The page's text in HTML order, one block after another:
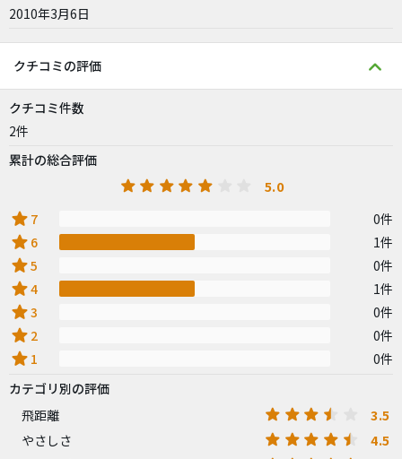
2010年3月6日
クチコミの評価
クチコミ件数
2件
累計の総合評価
5.0
star 7 0件
star 6 1件
star5 0件
star4 1件
star3 0件
star 2 0件
star 1
0件
カテゴリ別の評価
飛距離
3.5
やさしさ 4.5